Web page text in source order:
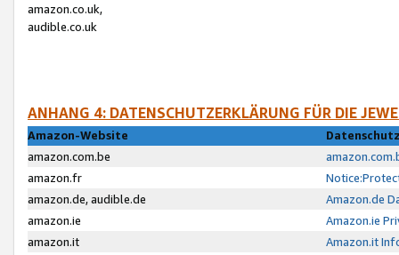
amazon.co.uk,
audible.co.uk
ANHANG 4: DATENSCHUTZERKLÄRUNG FÜR DIE
Amazon-Website
amazon.com.be
amazon.fr
amazon.de, audible.de
Amazon.de
amazon.ie
Amazon.ie
amazon.it
Amazon.it